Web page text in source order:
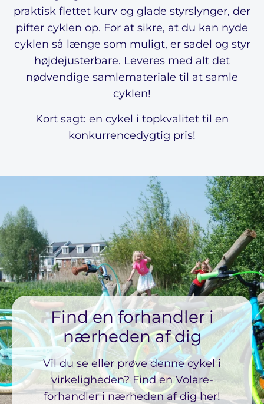
praktisk flettet kurv og glade styrslynger, der
pifter cyklen op. For at sikre, at du kan nyde
cyklen så længe som muligt, er sadel og styr
højdejusterbare. Leveres med alt det
nødvendige samlemateriale til at samle
cyklen!
Kort sagt: en cykel i topkvalitet til en
konkurrencedygtig pris!
Find en forhandler i
nærheden af ​​dig
Vil du se eller prøve denne cykel i
virkeligheden? Find en Volare-
forhandler i nærheden af ​​dig her!